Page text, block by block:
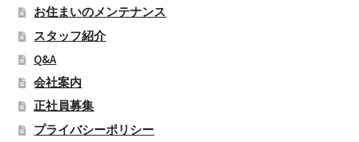
お住まいのメンテナンス
スタッフ紹介
Q&A
会社案内
正社員募集
プライバシーポリシー